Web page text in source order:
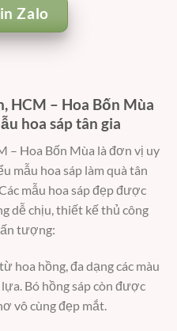
Zalo
HCM – Hoa Bốn Mùa
hoa sáp tân gia
– Hoa Bốn Mùa là đơn vị uy
mẫu hoa sáp làm quà tân
mẫu hoa sáp đẹp được
dễ chịu, thiết kế thủ công
tượng:
hoa hồng, đa dạng các màu
Bó hồng sáp còn được
vô cùng đẹp mắt.